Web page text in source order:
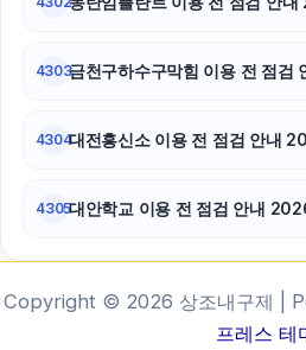
4303금천구하수구막힘 이용 전 점
4304대전흥신소 이용 전 점검 안내
4305대안학교 이용 전 점검 안내
Copyright © 2026 상조내구제 |
프레스 테